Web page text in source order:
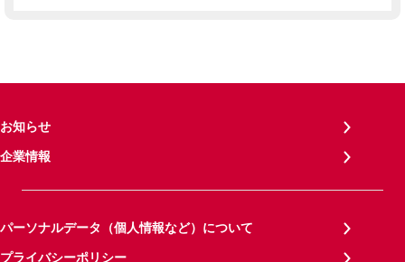
お知らせ
企業情報
パーソナルデータ（個人情報など）について
プライバシーポリシー